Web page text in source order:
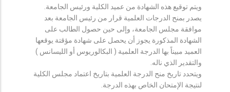
ويتم توقيع هذه الشهادة من عميد الكلية ورئيس الجامعة.
يصدر بمنح الدرجات العلمية قرار من رئيس الجامعة بعد
موافقة مجلس الجامعة، وإلى حين حصول الطالب على
الشهادة المذكورة يجوز أن يحصل على شهادة مؤقتة يوقعها
العميد مبيناً بها الدرجة العلمية ( البكالوريوس أو الليسانس )
والتقدير الذي ناله.
ويتحدد تاريخ منح الدرجة العلمية بتاريخ اعتماد مجلس الكلية
لنتيجة الإمتحان الخاص بهذه الدرجة.